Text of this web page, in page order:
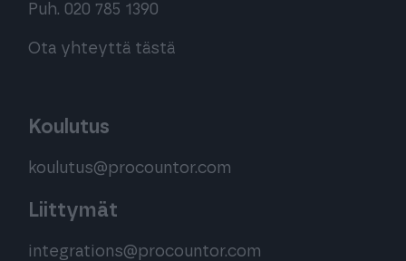
Puh. 020 785 1390
Ota yhteyttä tästä
Koulutus
koulutus@procountor.com
Liittymät
integrations@procountor.com